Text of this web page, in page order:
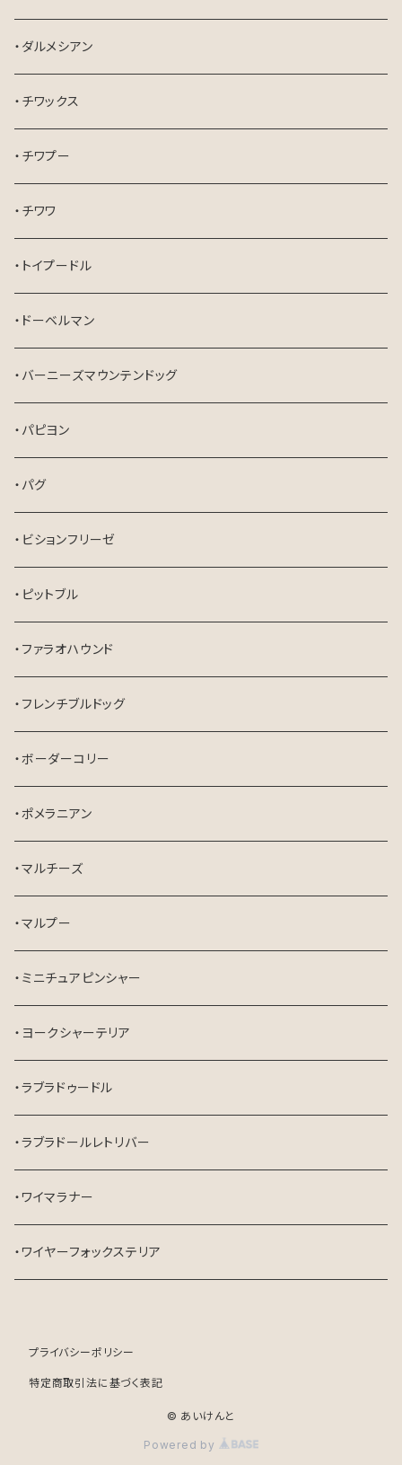
・ダルメシアン
・チワックス
・チワプー
・チワワ
・トイプードル
・ドーベルマン
・バーニーズマウンテンドッグ
・パピヨン
・パグ
・ビションフリーゼ
・ピットブル
・ファラオハウンド
・フレンチブルドッグ
・ボーダーコリー
・ポメラニアン
・マルチーズ
・マルプー
・ミニチュアピンシャー
・ヨークシャーテリア
・ラブラドゥードル
・ラブラドールレトリバー
・ワイマラナー
・ワイヤーフォックステリア
プライバシーポリシー
特定商取引法に基づく表記
© あいけんと
Powered by